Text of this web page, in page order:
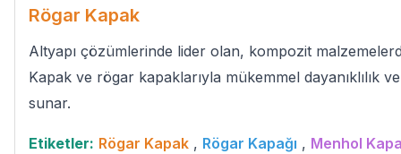
Rögar Kapak
Altyapı çözümlerinde lider olan, kompozit
Kapak ve rögar kapaklarıyla mükemmel dayanıklılık
sunar.
Etiketler: Rögar Kapak , Rögar Kapağı , Menhol